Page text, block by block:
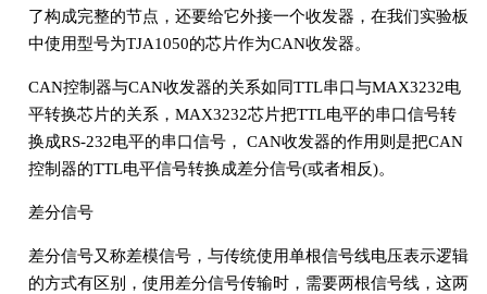
了构成完整的节点，还要给它外接一个收发器，在我们实验板
中使用型号为TJA1050的芯片作为CAN收发器。
CAN控制器与CAN收发器的关系如同TTL串口与MAX3232电
平转换芯片的关系，MAX3232芯片把TTL电平的串口信号转
换成RS-232电平的串口信号， CAN收发器的作用则是把CAN
控制器的TTL电平信号转换成差分信号(或者相反)。
差分信号
差分信号又称差模信号，与传统使用单根信号线电压表示逻辑
的方式有区别，使用差分信号传输时，需要两根信号线，这两